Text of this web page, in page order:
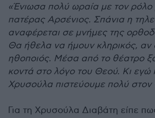
«Ένιωσα πολύ ωραία με τον
πατέρας Αρσένιος. Σπάνια η
αναφέρεται σε μνήμες της
Θα ήθελα να ήμουν κληρικός, αν
ηθοποιός. Μέσα από το θέατρο
κοντά στο λόγο του Θεού. Κι εγώ
Χρυσούλα πιστεύουμε πολύ
Για τη Χρυσούλα Διαβάτη είπε